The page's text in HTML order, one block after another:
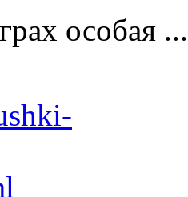
особая ...